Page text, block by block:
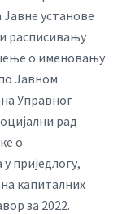
установе
расписивању
о именовању
Јавном
Управног
рад
о
приједлогу,
капиталних
за 2022.